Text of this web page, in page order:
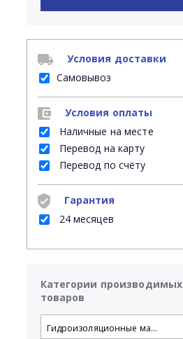
Часто задаваемые вопросы
Условия доставки
Самовывоз
Условия оплаты
Наличные на месте
Перевод на карту
Перевод по счёту
Гарантия
24 месяцев
Категории производимых
товаров
Гидроизоляционные ма...